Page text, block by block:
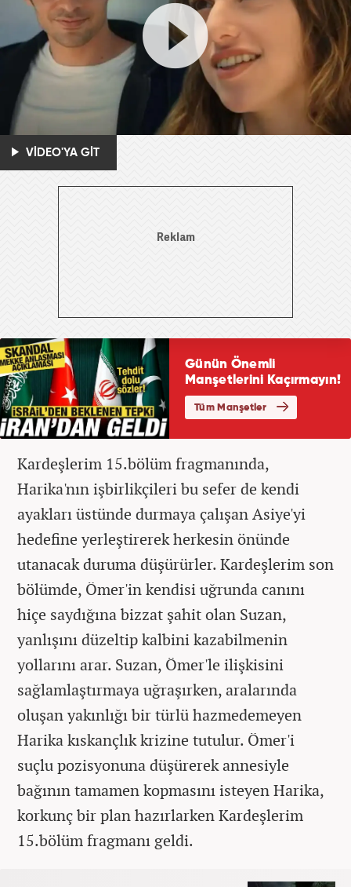
VİDEO'YA GİT
Kardeşlerim 15.bölüm fragmanında,
Harika'nın işbirlikçileri bu sefer de kendi
ayakları üstünde durmaya çalışan Asiye'yi
hedefine yerleştirerek herkesin önünde
utanacak duruma düşürürler. Kardeşlerim son
bölümde, Ömer'in kendisi uğrunda canını
hiçe saydığına bizzat şahit olan Suzan,
yanlışını düzeltip kalbini kazabilmenin
yollarını arar. Suzan, Ömer'le ilişkisini
sağlamlaştırmaya uğraşırken, aralarında
oluşan yakınlığı bir türlü hazmedemeyen
Harika kıskançlık krizine tutulur. Ömer'i
suçlu pozisyonuna düşürerek annesiyle
bağının tamamen kopmasını isteyen Harika,
korkunç bir plan hazırlarken Kardeşlerim
15.bölüm fragmanı geldi.